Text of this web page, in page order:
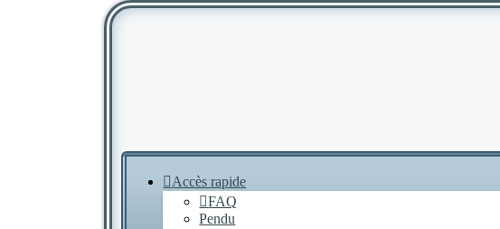
Accès rapide
FAQ
Pendu